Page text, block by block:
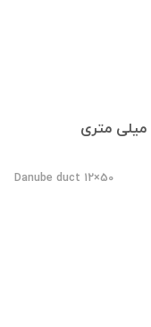
Danube duct 12×50